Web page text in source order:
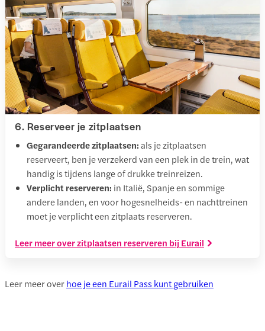
6. Reserveer je zitplaatsen
Gegarandeerde zitplaatsen:als je zitplaatsen
reserveert, ben je verzekerd van een plek in de trein, wat
handig is tijdens lange of drukke treinreizen.
Verplicht reserveren: in Italië, Spanje en sommige
andere landen, en voor hogesnelheids- en nachttreinen
moet je verplicht een zitplaats reserveren.
Leer meer over zitplaatsen reserveren bij Eurail
Leer meer overhoe je een Eurail Pass kunt gebruiken